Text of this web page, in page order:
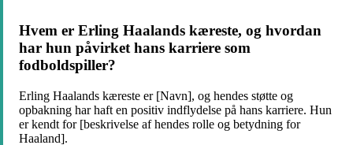
Hvem er Erling Haalands kæreste, og hvordan
har hun påvirket hans karriere som
fodboldspiller?
Erling Haalands kæreste er [Navn], og hendes støtte og
opbakning har haft en positiv indflydelse på hans karriere. Hun
er kendt for [beskrivelse af hendes rolle og betydning for
Haaland].